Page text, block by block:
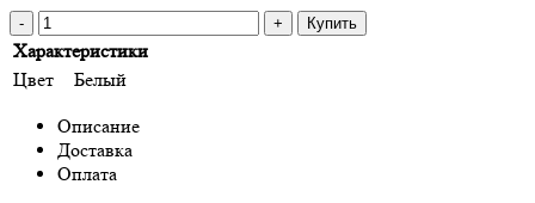
- + Купить
Характеристики
Цвет
Белый
Описание
Доставка
Оплата